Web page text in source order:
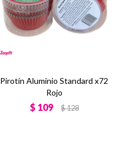
Pirotín Aluminio Standard x72
Rojo
$ 109 $128